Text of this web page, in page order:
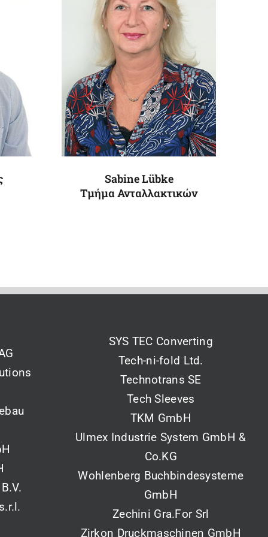
Sabine Lübke
Τμήμα Ανταλλακτικών
SYS TEC Converting
Tech-ni-fold Ltd.
Technotrans SE
Tech Sleeves
TKM GmbH
Ulmex Industrie System GmbH &
Co.KG
Wohlenberg Buchbindesysteme
GmbH
Zechini Gra.For Srl
Zirkon Druckmaschinen GmbH